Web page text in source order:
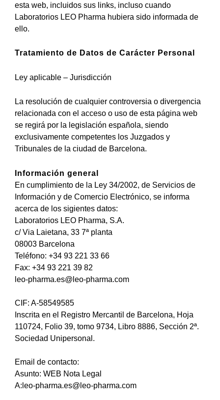
esta web, incluidos sus links, incluso cuando
Laboratorios LEO Pharma hubiera sido informada de
ello.
Tratamiento de Datos de Carácter Personal
Ley aplicable – Jurisdicción
La resolución de cualquier controversia o divergencia
relacionada con el acceso o uso de esta página web
se regirá por la legislación española, siendo
exclusivamente competentes los Juzgados y
Tribunales de la ciudad de Barcelona.
Información general
En cumplimiento de la Ley 34/2002, de Servicios de
Información y de Comercio Electrónico, se informa
acerca de los sigientes datos:
Laboratorios LEO Pharma, S.A.
c/ Via Laietana, 33 7ª planta
08003 Barcelona
Teléfono: +34 93 221 33 66
Fax: +34 93 221 39 82
leo-pharma.es@leo-pharma.com
CIF: A-58549585
Inscrita en el Registro Mercantil de Barcelona, Hoja
110724, Folio 39, tomo 9734, Libro 8886, Sección 2ª.
Sociedad Unipersonal.
Email de contacto:
Asunto: WEB Nota Legal
A:leo-pharma.es@leo-pharma.com